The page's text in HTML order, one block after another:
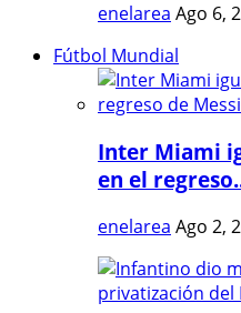
enelarea Ago 6,
Fútbol Mundial
Inter Miami
en el
enelarea Ago 2,